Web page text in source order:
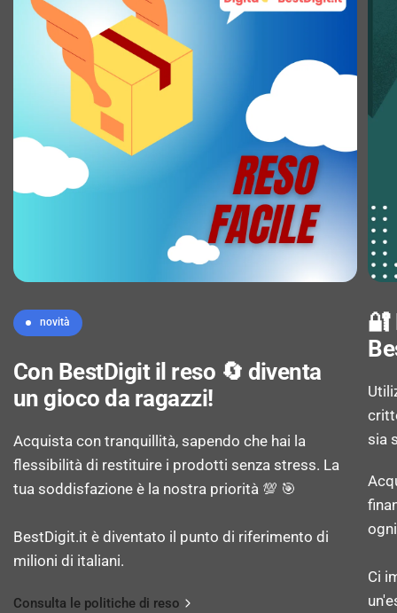
Tempo massimo di refresh: 60 Hz
Angolo di visualizzazione (orizzontale): 178°
Angolo di visualizzazione (verticale): 178°
Colori del display: 1,07 miliardi di colori
Dot Pitch: 0,1554 x 0,1554 mm
Dimensione visibile, orizzontale: 59,7 cm
Dimensione visibile, verticale: 33,6 cm
Dimensioni diagonale schermo (cm): 68,6 cm
Durezza della superficie: 3H
Profondità colore: 10 bit
novità
Con BestDigit il reso 🔄 diventa
un gioco da ragazzi!
Acquista con tranquillità, sapendo che hai la
flessibilità di restituire i prodotti senza stress. La
tua soddisfazione è la nostra priorità 💯 🎯
BestDigit.it è diventato il punto di riferimento di
milioni di italiani.
Consulta le politiche di reso
🔐
sia
Ci